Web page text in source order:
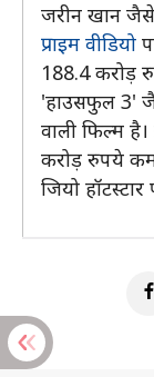
जरीन खान
प्राइम वीडियो
188.4 करोड़
'हाउसफुल 3'
वाली फिल्म
करोड़ रुपये
जियो